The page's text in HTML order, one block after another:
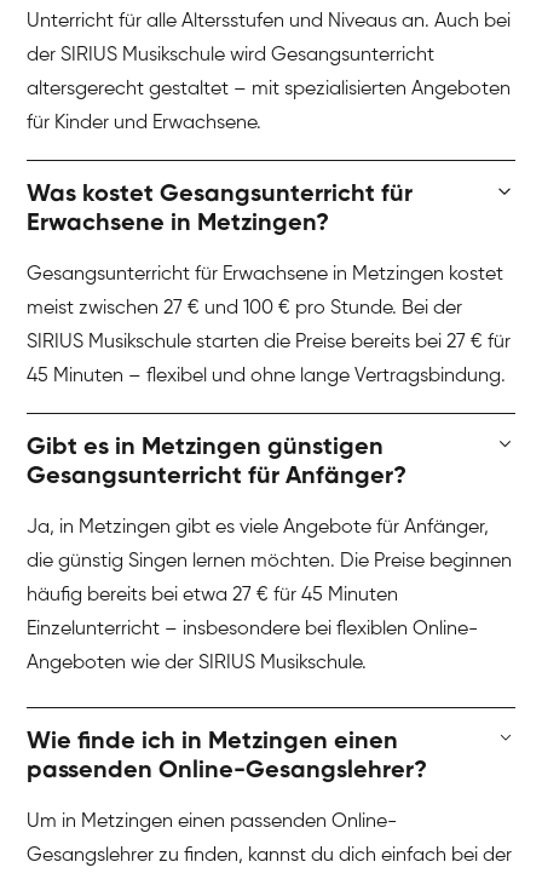
Unterricht für alle Altersstufen und Niveaus an. Auch bei
der SIRIUS Musikschule wird Gesangsunterricht
altersgerecht gestaltet – mit spezialisierten Angeboten
für Kinder und Erwachsene.
Was kostet Gesangsunterricht für
Erwachsene in Metzingen?
Gesangsunterricht für Erwachsene in Metzingen kostet
meist zwischen 27 € und 100 € pro Stunde. Bei der
SIRIUS Musikschule starten die Preise bereits bei 27 € für
45 Minuten – flexibel und ohne lange Vertragsbindung.
Gibt es in Metzingen günstigen
Gesangsunterricht für Anfänger?
Ja, in Metzingen gibt es viele Angebote für Anfänger,
die günstig Singen lernen möchten. Die Preise beginnen
häufig bereits bei etwa 27 € für 45 Minuten
Einzelunterricht – insbesondere bei flexiblen Online-
Angeboten wie der SIRIUS Musikschule.
Wie finde ich in Metzingen einen
passenden Online-Gesangslehrer?
Um in Metzingen einen passenden Online-
Gesangslehrer zu finden, kannst du dich einfach bei der